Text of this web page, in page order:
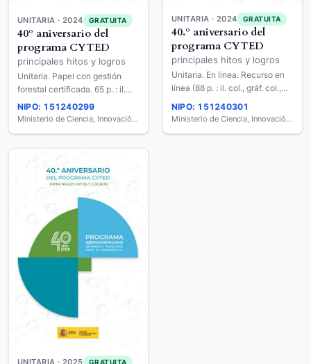
UNITARIA · 2024 GRATUITA
40º aniversario del
programa CYTED
principales hitos y logros
Unitaria. Papel con gestión
forestal certificada. 65 p. : il.
col., gráf. col.. · 24 cm.
NIPO: 151240299
Ministerio de Ciencia, Innovación y Universidades
UNITARIA · 2024 GRATUITA
40.º aniversario del
programa CYTED
principales hitos y logros
Unitaria. En línea. Recurso en
línea (88 p. : il. col., gráf. col.,
PDF).
NIPO: 151240301
Ministerio de Ciencia, Innovación y Universidades
UNITARIA · 2025 GRATUITA